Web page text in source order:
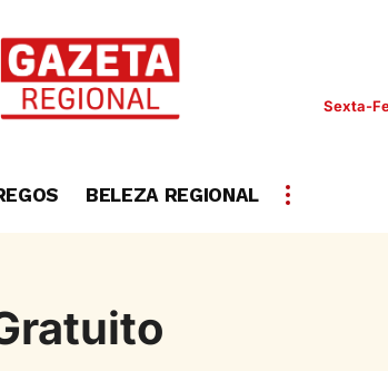
Sexta-
BELEZA REGIONAL